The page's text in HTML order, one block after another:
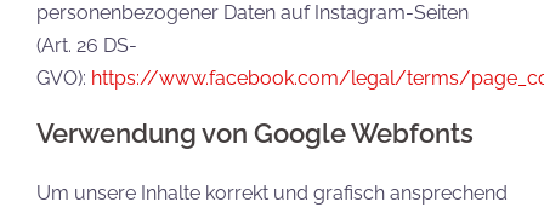
personenbezogener Daten auf Instagram-Seiten
(Art. 26 DS-
GVO): https://www.facebook.com/legal/terms/
Verwendung von Google Webfonts
Um unsere Inhalte korrekt und grafisch ansprechend